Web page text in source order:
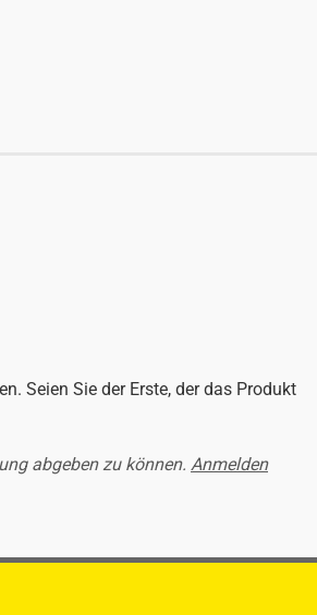
Seien Sie der Erste, der das Produkt
abgeben zu können. Anmelden